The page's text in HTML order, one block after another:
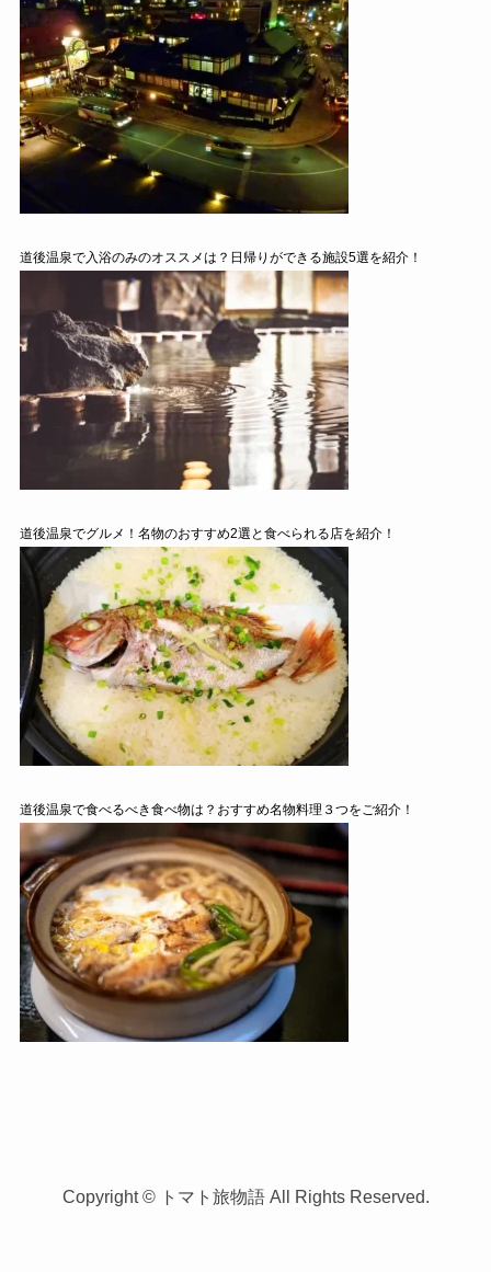
道後温泉で入浴のみのオススメは？日帰りができる施設5選を紹介！
道後温泉でグルメ！名物のおすすめ2選と食べられる店を紹介！
道後温泉で食べるべき食べ物は？おすすめ名物料理３つをご紹介！
Copyright © トマト旅物語 All Rights Reserved.